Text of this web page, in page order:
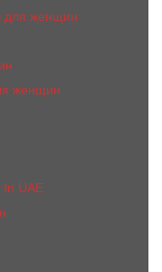
для женщин
женщин
UAE